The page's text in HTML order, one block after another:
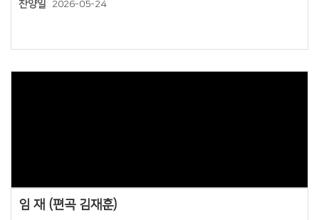
찬양일
2026-05-24
임 재 (편곡 김재훈)